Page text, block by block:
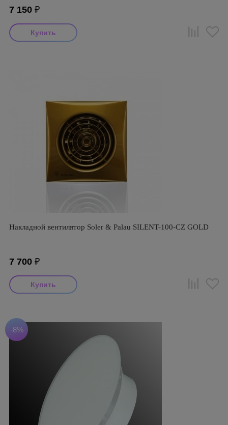
7 150 ₽
Накладной вентилятор Soler & Palau SILENT-100-CZ GOLD
7 700 ₽
-8%